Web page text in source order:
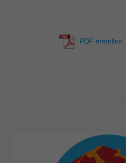
PDF erstellen